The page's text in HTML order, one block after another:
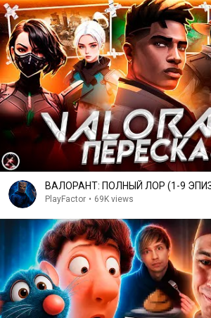
ВАЛОРАНТ: ПОЛНЫЙ ЛОР (1-9
PlayFactor • 69K views